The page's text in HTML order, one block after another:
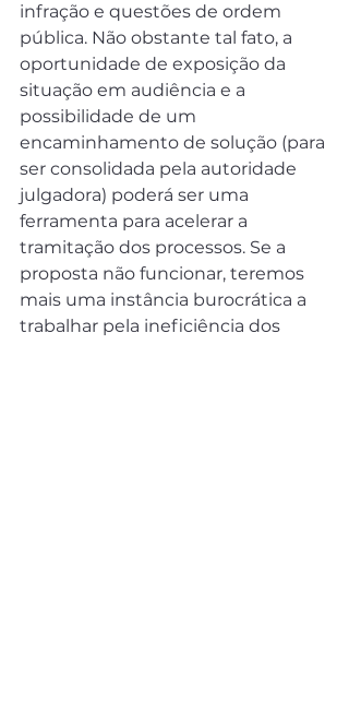
infração e questões de ordem
pública. Não obstante tal fato, a
oportunidade de exposição da
situação em audiência e a
possibilidade de um
encaminhamento de solução (para
ser consolidada pela autoridade
julgadora) poderá ser uma
ferramenta para acelerar a
tramitação dos processos. Se a
proposta não funcionar, teremos
mais uma instância burocrática a
trabalhar pela ineficiência dos